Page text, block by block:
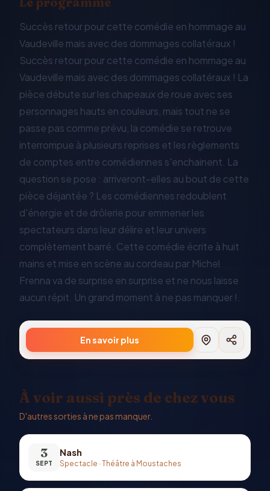
Succès retour pour cette comédie en hommage au
Vaudeville mais avec des dommages collatéraux !
Succès retour pour cette comédie en hommage au
Vaudeville mais avec des dommages collatéraux ! La
pièce débute sur les chapeaux de roue avec ses
personnages hauts en couleurs, mais tout ne se
passe pas comme prévu, la comédie se retrouve
interrompue à plusieurs reprises et les règlements
de comptes entre comédiennes s'enchainent. La
question se pose : arriveront-elles au bout de cette
pièce déjantée ? Les comédiennes redoublent
d'énergie et de drôlerie pour emmener les
spectateurs dans leur délire et leur univers
complètement barré. Cette comédie écrite à huit
mains et mise en scène au cordeau par Michel
Frenna va de surprise en surprise et ne nous laisse
aucun répit. Un grand moment à ne pas manquer !.
En savoir plus
À voir aussi près de chez vous
D'autres sorties à ne pas manquer.
3
SEPT
Nash
Spectacle · Théâtre à Moustaches